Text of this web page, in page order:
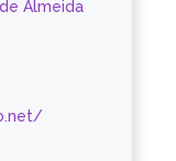
Almeida